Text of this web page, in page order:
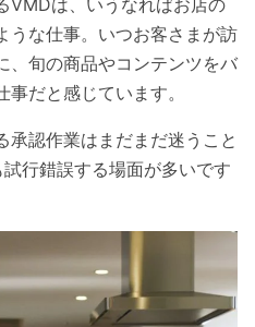
VMDは、いうなればお店の
うな仕事。いつお客さまが訪
、旬の商品やコンテンツをバ
だと感じています。
承認作業はまだまだ迷うこと
行錯誤する場面が多いです